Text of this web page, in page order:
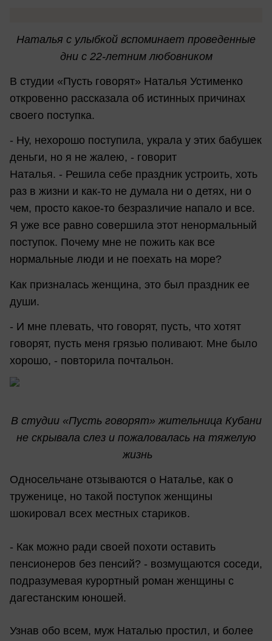
Наталья с улыбкой вспоминает проведенные
дни с 22-летним любовником
В студии «Пусть говорят» Наталья Устименко
откровенно рассказала об истинных причинах
своего поступка.
- Ну, нехорошо поступила, украла у этих бабушек
деньги, но я не жалею, - говорит
Наталья. - Решила себе праздник устроить, хоть
раз в жизни и как-то не думала ни о детях, ни о
чем, просто какое-то безразличие напало и все.
Я уже все равно совершила этот ненормальный
поступок. Почему мне не пожить как все
нормальные люди и не поехать на море?
Как призналась женщина, это был праздник ее
души.
- И мне плевать, что говорят, пусть, что хотят
говорят, пусть меня грязью поливают. Мне было
хорошо, - повторила почтальон.
В студии «Пусть говорят» жительница Кубани
не скрывала слез и пожаловалась на тяжелую
жизнь
Односельчане отзываются о Наталье, как о
труженице, но такой поступок женщины
шокировал всех местных стариков.
- Как можно ради своей похоти оставить
пенсионеров без пенсий? - возмущаются соседи,
подразумевая курортный роман женщины с
дагестанским юношей.
Узнав обо всем, муж Наталью простил, и более